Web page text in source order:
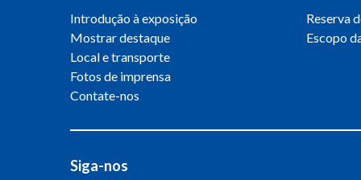
Introdução à exposição
Mostrar destaque
Local e transporte
Fotos de imprensa
Contate-nos
Reserva
Escopo
Siga-nos